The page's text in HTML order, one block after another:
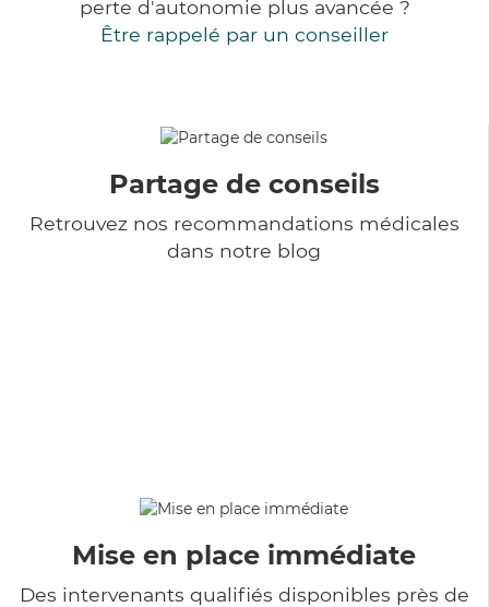
perte d'autonomie plus avancée ?
Être rappelé par un conseiller
Partage de conseils
Retrouvez nos recommandations médicales
dans notre blog
Mise en place immédiate
Des intervenants qualifiés disponibles près de